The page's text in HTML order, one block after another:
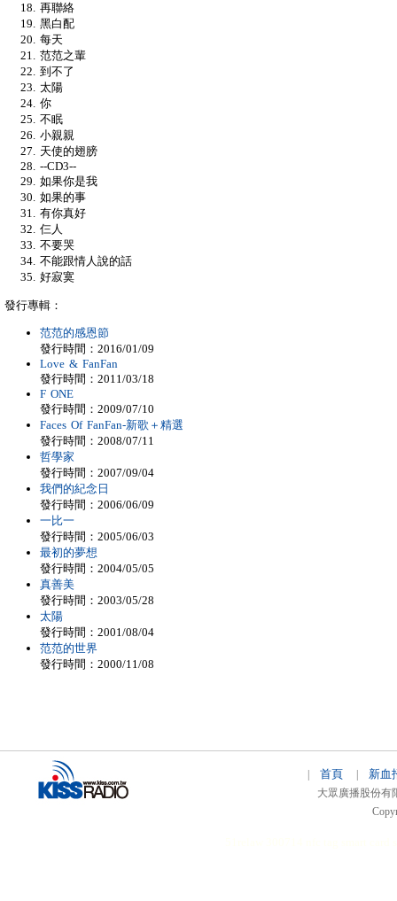
再聯絡
黑白配
每天
范范之輩
到不了
太陽
你
不眠
小親親
天使的翅膀
--CD3--
如果你是我
如果的事
有你真好
仨人
不要哭
不能跟情人說的話
好寂寞
發行專輯：
范范的感恩節
發行時間：2016/01/09
Love & FanFan
發行時間：2011/03/18
F ONE
發行時間：2009/07/10
Faces Of FanFan-新歌＋精選
發行時間：2008/07/11
哲學家
發行時間：2007/09/04
我們的紀念日
發行時間：2006/06/09
一比一
發行時間：2005/06/03
最初的夢想
發行時間：2004/05/05
真善美
發行時間：2003/05/28
太陽
發行時間：2001/08/04
范范的世界
發行時間：2000/11/08
首頁 新血
大眾廣播股份有